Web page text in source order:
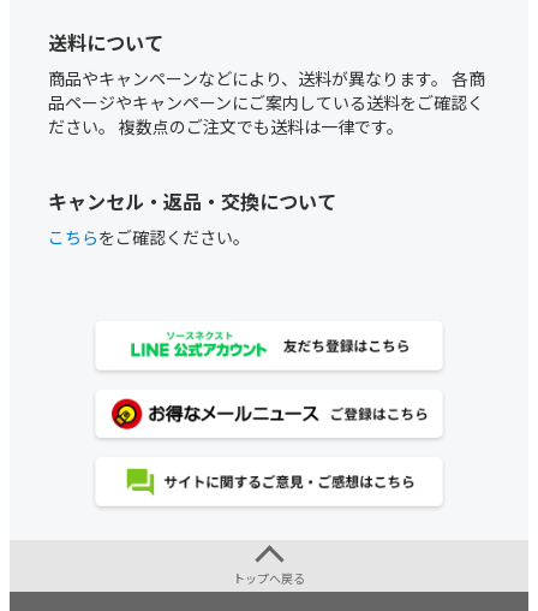
送料について
商品やキャンペーンなどにより、送料が異なります。 各商
品ページやキャンペーンにご案内している送料をご確認く
ださい。 複数点のご注文でも送料は一律です。
キャンセル・返品・交換について
こちらをご確認ください。
トップへ戻る